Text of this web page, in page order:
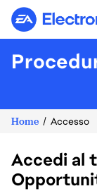
Home Accesso
Accedi al